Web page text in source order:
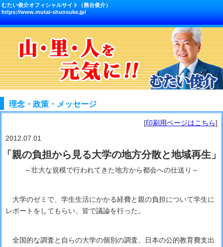
むたい俊介オフィシャルサイト（務台俊介）
https://www.mutai-shunsuke.jp/
理念・政策・メッセージ
[印刷用ページはこちら]
2012.07.01
「親の負担から見る大学の地方分散と地域再生」
～壮大な規模で行われてきた地方から都会への仕送り～
大学のゼミで、学生生活にかかる経費と親の負担について学生に
レポートをしてもらい、皆で議論を行った。
全国的な調査と自らの大学の個別の調査、日本の公的教育費支出